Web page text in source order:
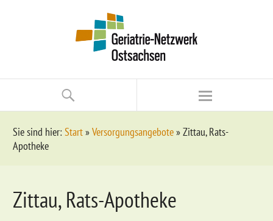
Sie sind hier: Start»Versorgungsangebote»Zittau, Rats-
Apotheke
Zittau, Rats-Apotheke